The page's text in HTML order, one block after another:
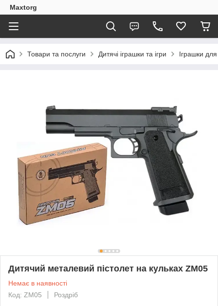
Maxtorg
Товари та послуги Дитячі іграшки та ігри Іграшки
Дитячий металевий пістолет на кульках ZM05
Немає в наявності
Код: ZM05
Роздріб